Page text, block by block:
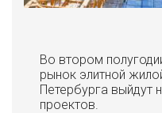
Во втором
рынок элитной
Петербурга выйдут
проектов.